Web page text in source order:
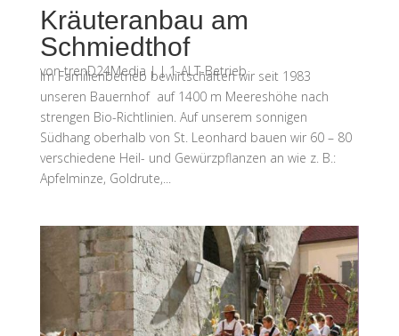
Kräuteranbau am
Schmiedthof
vontrenD24Media | |1-ALT-Betrieb
Im Familienbetrieb bewirtschaften wir seit 1983
unseren Bauernhof auf 1400 m Meereshöhe nach
strengen Bio-Richtlinien. Auf unserem sonnigen
Südhang oberhalb von St. Leonhard bauen wir 60 – 80
verschiedene Heil- und Gewürzpflanzen an wie z. B.:
Apfelminze, Goldrute,...